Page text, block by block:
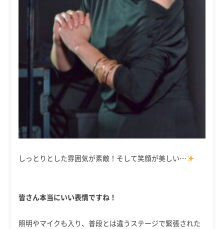
しっとりとした雰囲気が素敵！そして笑顔が美しい…
皆さん本当にいい表情ですね！
照明やマイクも入り、普段とは違うステージで緊張された